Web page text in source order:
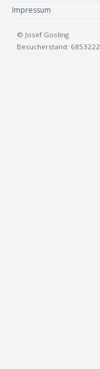
Impressum
© Josef Gosling
Besucherstand: 6853222